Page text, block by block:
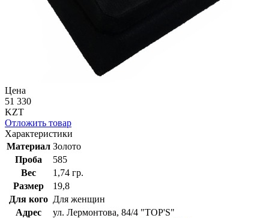
Цена
51 330
KZT
Отложить товар
Характеристики
Материал Золото
Проба
585
Вес
1,74 гр.
Размер
19,8
Для кого Для женщин
Адрес
ул. Лермонтова, 84/4 "TOP'S"